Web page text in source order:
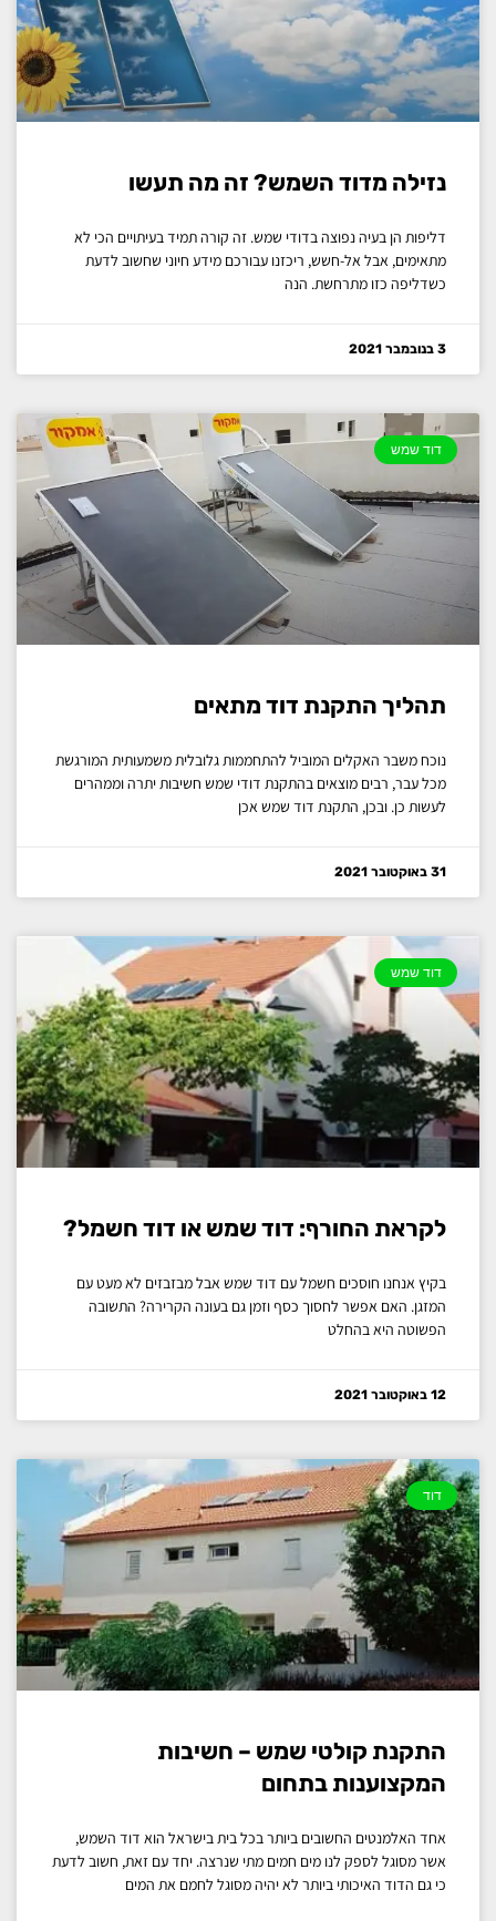
נזילה מדוד השמש? זה מה תעשו
דליפות הן בעיה נפוצה בדודי שמש. זה קורה תמיד בעיתויים הכי לא
מתאימים, אבל אל-חשש, ריכזנו עבורכם מידע חיוני שחשוב לדעת
כשדליפה כזו מתרחשת. הנה
3 בנובמבר 2021
דוד שמש
תהליך התקנת דוד מתאים
נוכח משבר האקלים המוביל להתחממות גלובלית משמעותית המורגשת
מכל עבר, רבים מוצאים בהתקנת דודי שמש חשיבות יתרה וממהרים
לעשות כן. ובכן, התקנת דוד שמש אכן
31 באוקטובר 2021
דוד שמש
לקראת החורף: דוד שמש או דוד חשמל?
בקיץ אנחנו חוסכים חשמל עם דוד שמש אבל מבזבזים לא מעט עם
המזגן. האם אפשר לחסוך כסף וזמן גם בעונה הקרירה? התשובה
הפשוטה היא בהחלט
12 באוקטובר 2021
דוד
התקנת קולטי שמש – חשיבות
המקצוענות בתחום
אחד האלמנטים החשובים ביותר בכל בית בישראל הוא דוד השמש,
אשר מסוגל לספק לנו מים חמים מתי שנרצה. יחד עם זאת, חשוב לדעת
כי גם הדוד האיכותי ביותר לא יהיה מסוגל לחמם את המים